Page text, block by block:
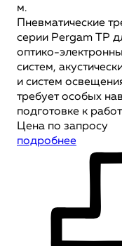
м.
Пневматические
серии Pergam TP
оптико-
систем,
и систем
требует особых
подготовке к
Цена по запросу
подробнее